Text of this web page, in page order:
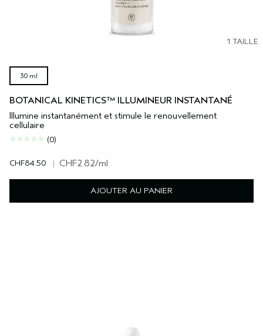
1 TAILLE
30 ml
BOTANICAL KINETICS™ ILLUMINEUR INSTANTANÉ
Illumine instantanément et stimule le renouvellement
cellulaire
(0)
CHF84.50 | CHF2.82/ml
AJOUTER AU PANIER